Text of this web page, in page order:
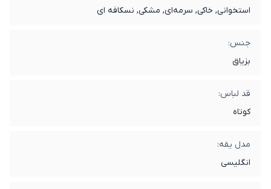
استخوانی, خاکی, سرمه‌ای, مشکی, نسکافه ای
جنس:
بزیاق
قد لباس:
کوتاه
مدل یقه:
انگلیسی